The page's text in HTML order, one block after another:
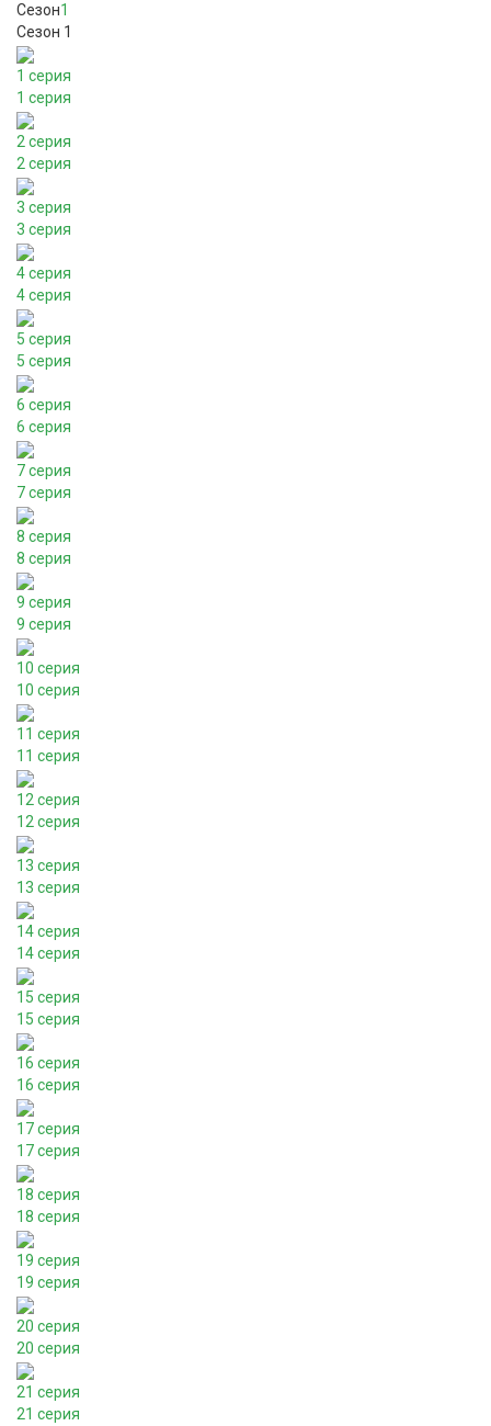
Сезон1
Сезон 1
1 серия
1 серия
2 серия
2 серия
3 серия
3 серия
4 серия
4 серия
5 серия
5 серия
6 серия
6 серия
7 серия
7 серия
8 серия
8 серия
9 серия
9 серия
10 серия
10 серия
11 серия
11 серия
12 серия
12 серия
13 серия
13 серия
14 серия
14 серия
15 серия
15 серия
16 серия
16 серия
17 серия
17 серия
18 серия
18 серия
19 серия
19 серия
20 серия
20 серия
21 серия
21 серия